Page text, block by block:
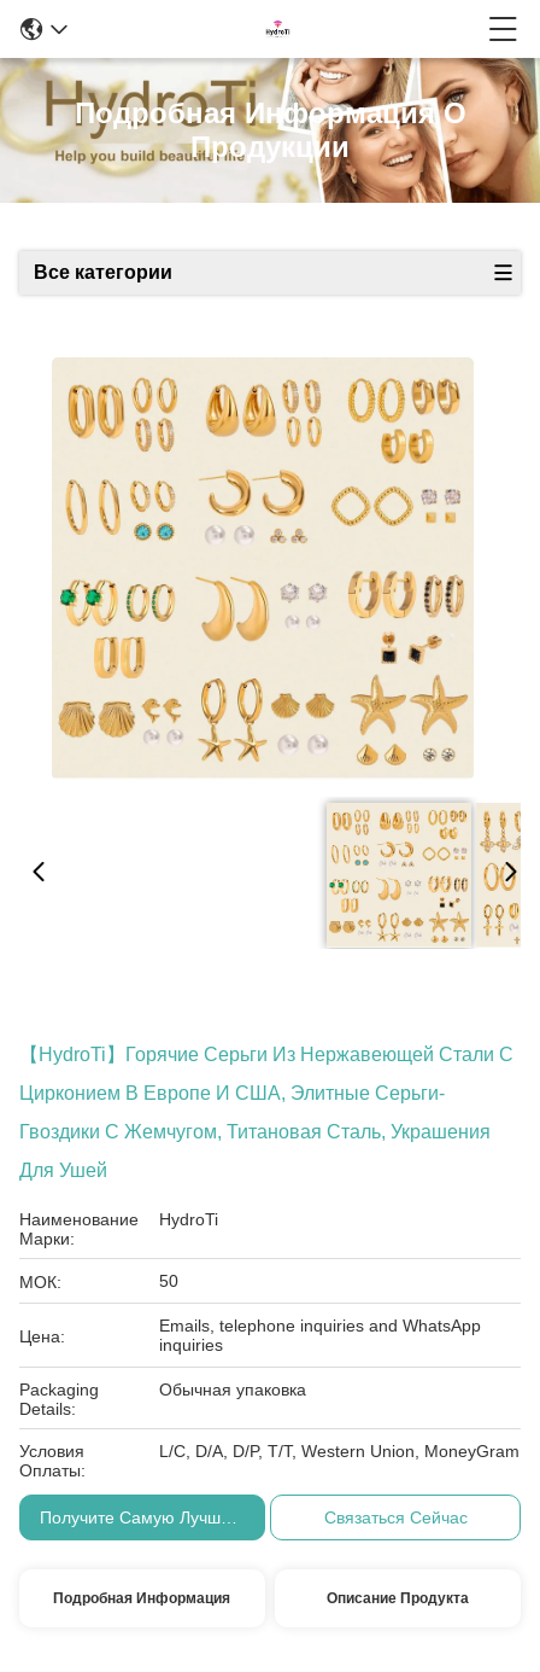
Подробная Информация О
Продукции
Все категории
【HydroTi】Горячие Серьги Из Нержавеющей Стали С
Цирконием В Европе И США, Элитные Серьги-
Гвоздики С Жемчугом, Титановая Сталь, Украшения
Для Ушей
Наименование
Марки:
HydroTi
МОК: 50
Цена:
Emails, telephone inquiries and WhatsApp
inquiries
Packaging
Details:
Обычная упаковка
Условия
Оплаты:
L/C, D/A, D/P, T/T, Western Union, MoneyGram
Связаться Сейчас
Подробная Информация Описание Продукта